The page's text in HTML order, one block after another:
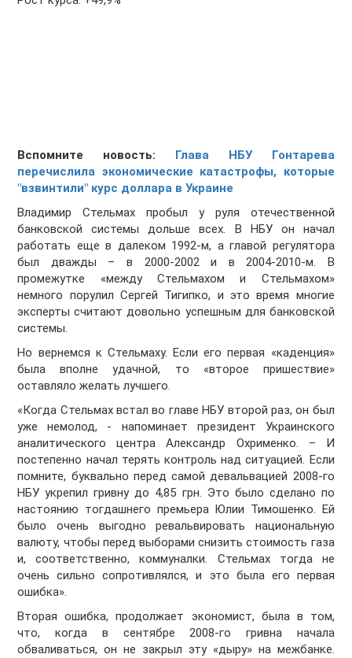
Вспомните новость: Глава НБУ Гонтарева
перечислила экономические катастрофы, которые
"взвинтили" курс доллара в Украине
Владимир Стельмах пробыл у руля отечественной
банковской системы дольше всех. В НБУ он начал
работать еще в далеком 1992-м, а главой регулятора
был дважды – в 2000-2002 и в 2004-2010-м. В
промежутке «между Стельмахом и Стельмахом»
немного порулил Сергей Тигипко, и это время многие
эксперты считают довольно успешным для банковской
системы.
Но вернемся к Стельмаху. Если его первая «каденция»
была вполне удачной, то «второе пришествие»
оставляло желать лучшего.
«Когда Стельмах встал во главе НБУ второй раз, он был
уже немолод, - напоминает президент Украинского
аналитического центра Александр Охрименко. – И
постепенно начал терять контроль над ситуацией. Если
помните, буквально перед самой девальвацией 2008-го
НБУ укрепил гривну до 4,85 грн. Это было сделано по
настоянию тогдашнего премьера Юлии Тимошенко. Ей
было очень выгодно ревальвировать национальную
валюту, чтобы перед выборами снизить стоимость газа
и, соответственно, коммуналки. Стельмах тогда не
очень сильно сопротивлялся, и это была его первая
ошибка».
Вторая ошибка, продолжает экономист, была в том,
что, когда в сентябре 2008-го гривна начала
обваливаться, он не закрыл эту «дыру» на межбанке.